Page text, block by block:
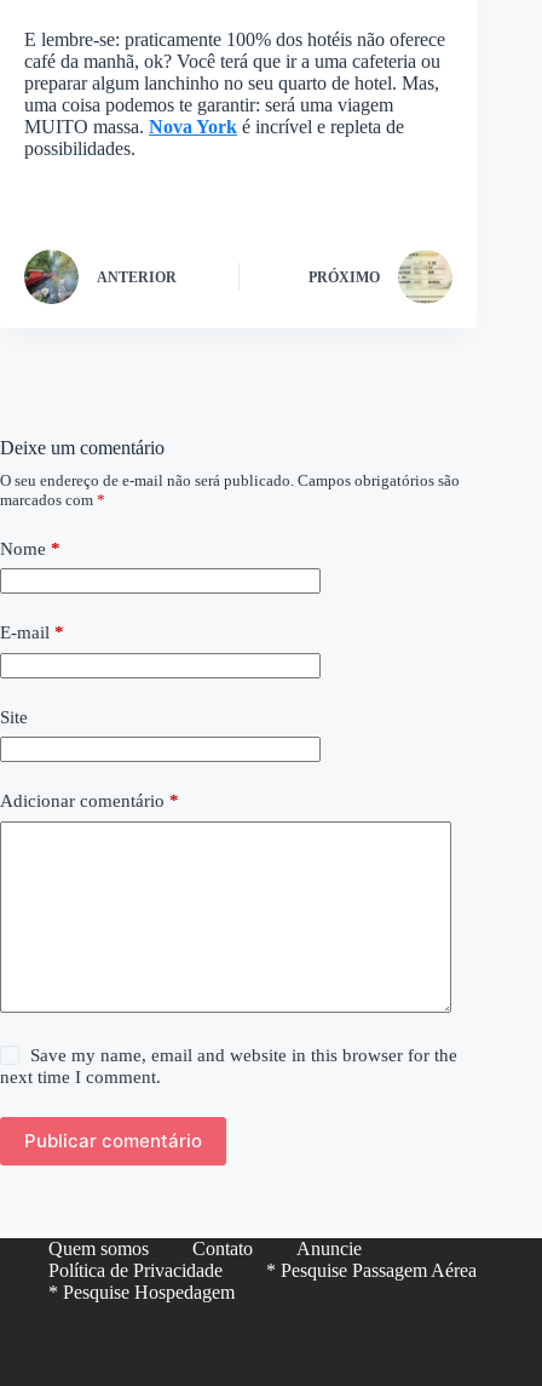
E lembre-se: praticamente 100% dos hotéis não oferece
café da manhã, ok? Você terá que ir a uma cafeteria ou
preparar algum lanchinho no seu quarto de hotel. Mas,
uma coisa podemos te garantir: será uma viagem
MUITO massa. Nova York é incrível e repleta de
possibilidades.
ANTERIOR PRÓXIMO
Deixe um comentário
O seu endereço de e-mail não será publicado. Campos obrigatórios são
marcados com *
Nome *
E-mail *
Site
Adicionar comentário *
Save my name, email and website in this browser for the
next time I comment.
Publicar comentário
Quem somos Contato
Anuncie
Política de Privacidade
* Pesquise Passagem Aérea
* Pesquise Hospedagem